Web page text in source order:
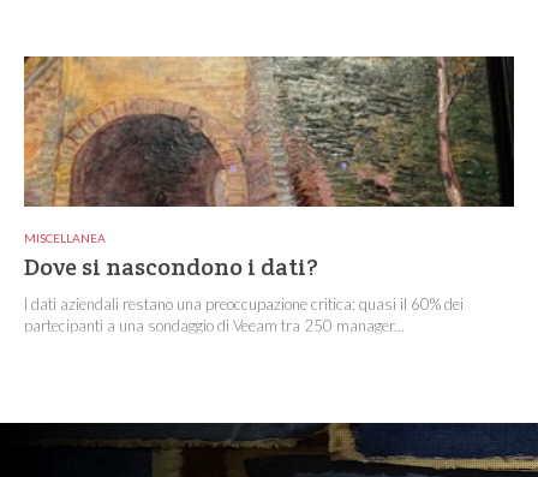
MISCELLANEA
Dove si nascondono i dati?
I dati aziendali restano una preoccupazione critica: quasi il 60% dei
partecipanti a una sondaggio di Veeam tra 250 manager...